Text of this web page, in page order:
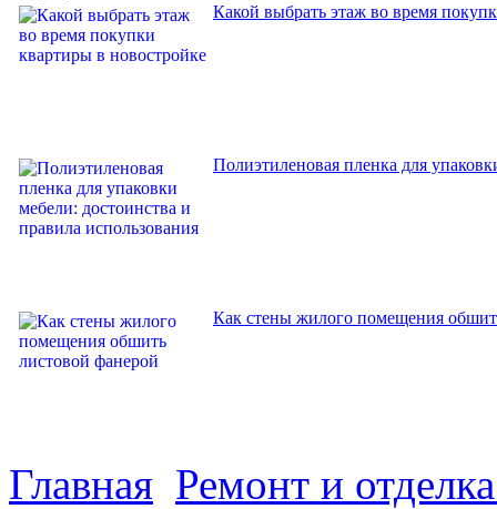
Какой выбрать этаж во время
Полиэтиленовая пленка для
Как стены жилого помещения
Главная Ремонт и